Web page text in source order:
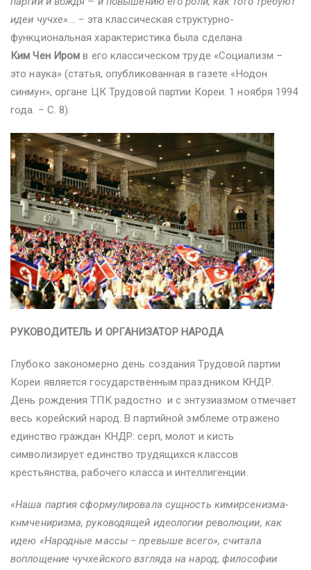
идеи чучхе»... − эта классическая структурно-
функциональная характеристика была сделана
Ким Чен Иром в его классическом труде «Социализм –
это наука» (статья, опубликованная в газете «Нодон
синмун», органе ЦК Трудовой партии Кореи. 1 ноября 1994
года. − С. 8).
РУКОВОДИТЕЛЬ И ОРГАНИЗАТОР НАРОДА
Глубоко закономерно день создания Трудовой партии
Кореи является государственным праздником КНДР.
День рождения ТПК радостно и с энтузиазмом отмечает
весь корейский народ. В партийной эмблеме отражено
единство граждан КНДР: серп, молот и кисть
символизирует единство трудящихся классов
крестьянства, рабочего класса и интеллигенции.
«Наша партия сформулировала сущность кимирсенизма-
кнмчениризма, руководящей идеологии революции, как
идею «Народные массы − превыше всего», считала
воплощение чучхейского взгляда на народ, философии